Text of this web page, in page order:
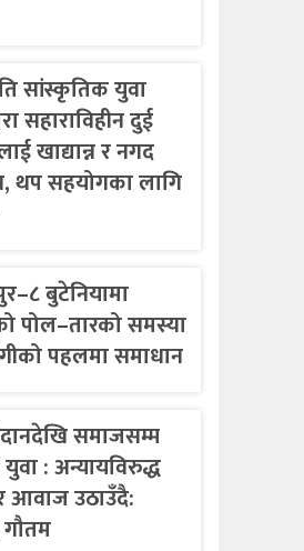
सांस्कृतिक युवा
सहाराविहीन दुई
खाद्यान्न र नगद
थप सहयोगका लागि
बुटेनियामा
पोल–तारको समस्या
पहलमा समाधान
समाजसम्म
: अन्यायविरुद्ध
आवाज उठाउँदै: